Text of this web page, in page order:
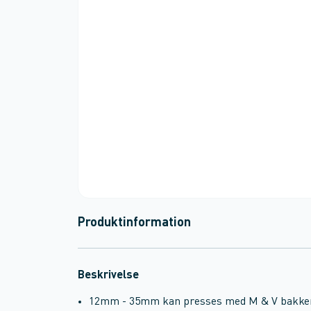
Produktinformation
Beskrivelse
12mm - 35mm kan presses med M & V